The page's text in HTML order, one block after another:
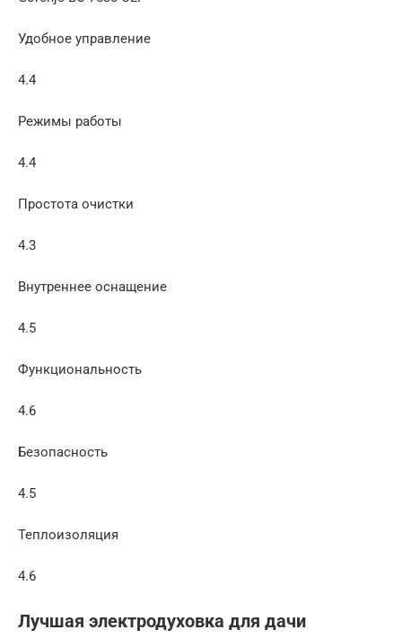
Удобное управление
4.4
Режимы работы
4.4
Простота очистки
4.3
Внутреннее оснащение
4.5
Функциональность
4.6
Безопасность
4.5
Теплоизоляция
4.6
Лучшая электродуховка для дачи